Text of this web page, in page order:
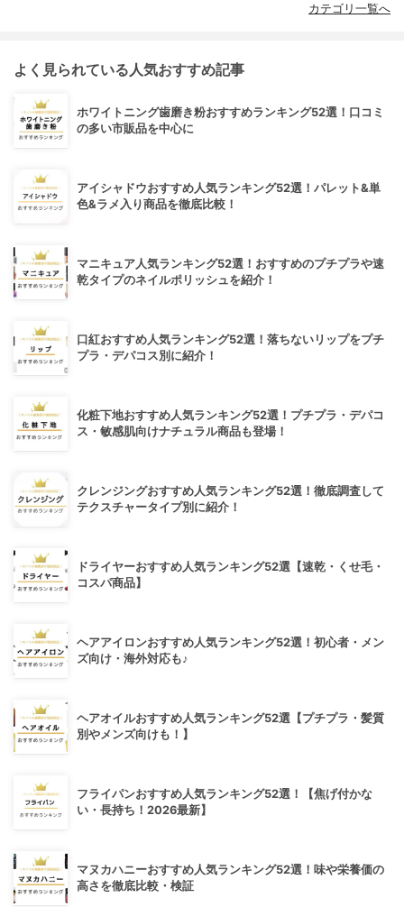
カテゴリ一覧へ
よく見られている人気おすすめ記事
ホワイトニング歯磨き粉おすすめランキング52選！口コミ
の多い市販品を中心に
アイシャドウおすすめ人気ランキング52選！パレット&単
色&ラメ入り商品を徹底比較！
マニキュア人気ランキング52選！おすすめのプチプラや速
乾タイプのネイルポリッシュを紹介！
口紅おすすめ人気ランキング52選！落ちないリップをプチ
プラ・デパコス別に紹介！
化粧下地おすすめ人気ランキング52選！プチプラ・デパコ
ス・敏感肌向けナチュラル商品も登場！
クレンジングおすすめ人気ランキング52選！徹底調査して
テクスチャータイプ別に紹介！
ドライヤーおすすめ人気ランキング52選【速乾・くせ毛・
コスパ商品】
ヘアアイロンおすすめ人気ランキング52選！初心者・メン
ズ向け・海外対応も♪
ヘアオイルおすすめ人気ランキング52選【プチプラ・髪質
別やメンズ向けも！】
フライパンおすすめ人気ランキング52選！【焦げ付かな
い・長持ち！2026最新】
マヌカハニーおすすめ人気ランキング52選！味や栄養価の
高さを徹底比較・検証